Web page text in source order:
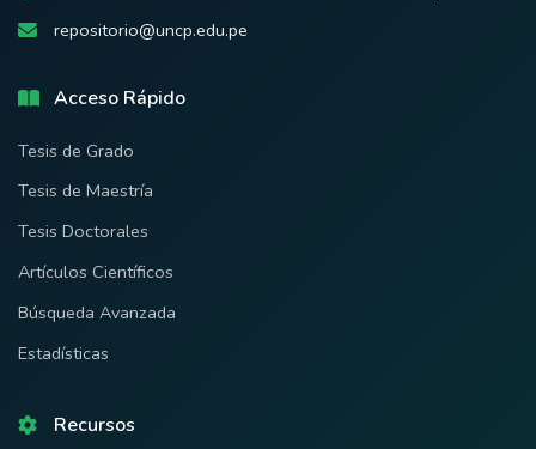
repositorio@uncp.edu.pe
Acceso Rápido
Tesis de Grado
Tesis de Maestría
Tesis Doctorales
Artículos Científicos
Búsqueda Avanzada
Estadísticas
Recursos